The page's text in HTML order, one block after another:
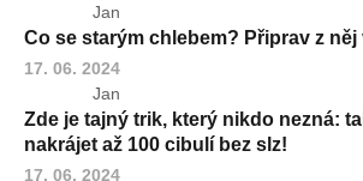
Jan
Co se starým chlebem? Připrav z
17. 06. 2024
Jan
Zde je tajný trik, který nikdo nezná:
nakrájet až 100 cibulí bez slz!
17. 06. 2024